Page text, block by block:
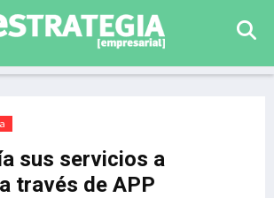
sus servicios a
través de APP